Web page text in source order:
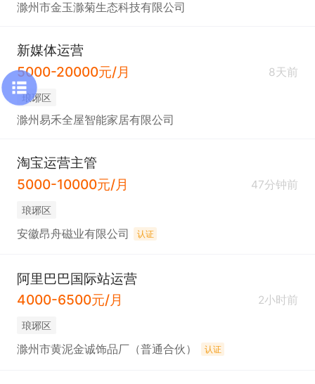
滁州市金玉滁菊生态科技有限公司
新媒体运营
5000-20000元/月
8天前
琅琊区
滁州易禾全屋智能家居有限公司
淘宝运营主管
5000-10000元/月
47分钟前
琅琊区
安徽昂舟磁业有限公司 认证
阿里巴巴国际站运营
4000-6500元/月
2小时前
琅琊区
滁州市黄泥金诚饰品厂（普通合伙） 认证